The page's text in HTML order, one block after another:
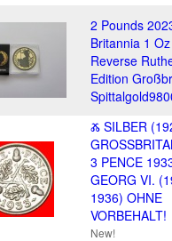
2 Pounds
Britannia 1
Reverse
Edition
Ⰶ SILBER
3 PENCE
GEORG VI.
1936) OHNE
VORBEHALT!
New!